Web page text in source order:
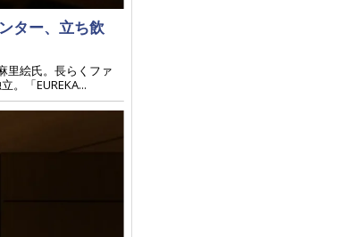
ター、立ち飲
里絵氏。長らくファ
。「EUREKA...